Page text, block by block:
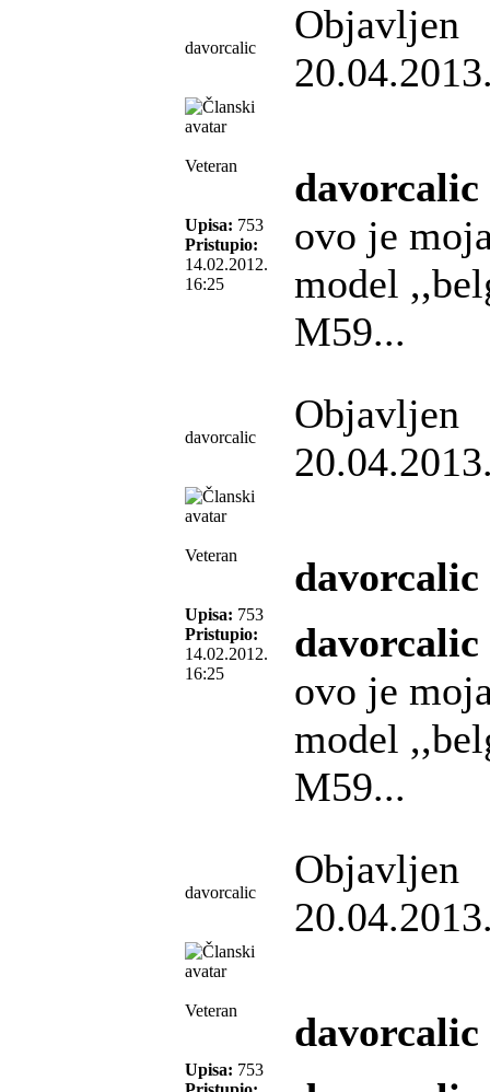
davorcalic
Objavljen
Veteran
Upisa: 753
Pristupio:
14.02.2012.
16:25
davorcalic
ovo je
model
M59...
davorcalic
Objavljen
Veteran
Upisa: 753
Pristupio:
14.02.2012.
16:25
davorcalic
davorcalic
ovo je
model
M59...
davorcalic
Objavljen
Veteran
Upisa: 753
davorcalic